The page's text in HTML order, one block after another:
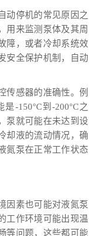
停机的常见原因之
用来监测泵体及其周
障，或者冷却系统效
安全保护机制，自动
感器的准确性。例
-150°C到-200°C之
泵就可能在未达到设
却液的流动情况，确
氮泵在正常工作状态
素也可能对液氮泵
工作环境可能出现温
等问题，这些都可能